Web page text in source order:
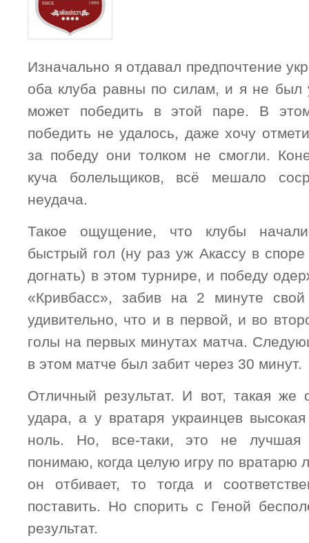
Изначально я отдавал предпочтение
оба клуба равны по силам, и я не был
может победить в этой паре. В
победить не удалось, даже хочу
за победу они толком не смогли.
куча болельщиков, всё мешало
неудача.
Такое ощущение, что клубы
быстрый гол (ну раз уж Акассу в
догнать) в этом турнире, и победу
«Кривбасс», забив на 2 минуте
удивительно, что и в первой, и во
голы на первых минутах матча.
в этом матче был забит через 30 минут.
Отличный результат. И вот, такая же
удара, а у вратаря украинцев
ноль. Но, все-таки, это не лучшая
понимаю, когда целую игру по вратарю
он отбивает, то тогда и
поставить. Но спорить с Геной
результат.